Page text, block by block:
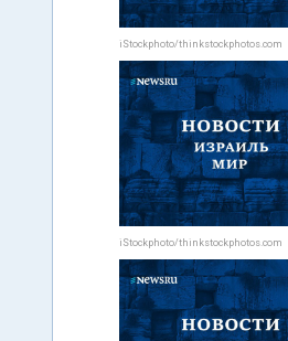
iStockphoto/thinkstockphotos.com
iStockphoto/thinkstockphotos.com